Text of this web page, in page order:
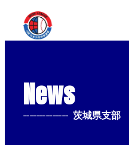
News
-------------- 茨城県支部